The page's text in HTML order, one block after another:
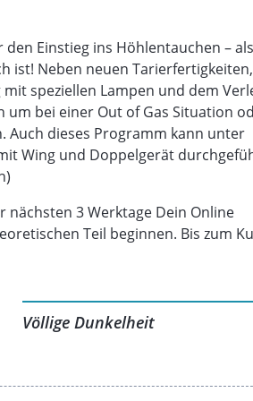
Einstieg ins Höhlentauchen –
ist! Neben neuen Tarierfertigkeiten,
speziellen Lampen und dem
bei einer Out of Gas Situation
Auch dieses Programm kann unter
Wing und Doppelgerät
3 Werktage Dein Online
Teil beginnen. Bis zum
Völlige Dunkelheit